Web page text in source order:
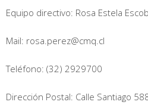
Equipo directivo: Rosa Estela
Mail: rosa.perez@cmq.cl
Teléfono: (32) 2929700
Dirección Postal: Calle Santiago